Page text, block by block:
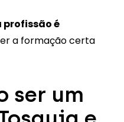
é
a formação certa
ser um